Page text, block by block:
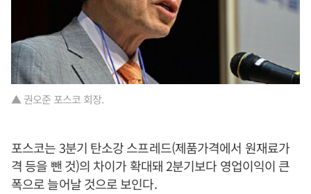
▲ 권오준 포스코 회장.
포스코는 3분기 탄소강 스프레드(제품가격에서 원재료가
격 등을 뺀 것)의 차이가 확대돼 2분기보다 영업이익이 큰
폭으로 늘어날 것으로 보인다.